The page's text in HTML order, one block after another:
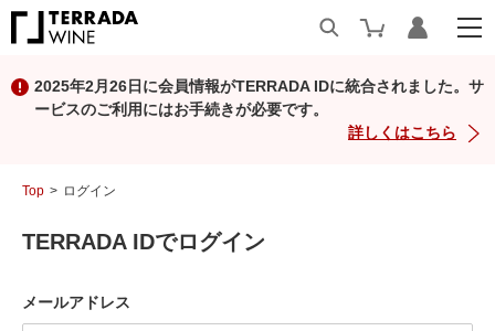
2025年2月26日に会員情報がTERRADA IDに統合されました。サ
ービスのご利用にはお手続きが必要です。
詳しくはこちら
Top ログイン
TERRADA IDでログイン
メールアドレス